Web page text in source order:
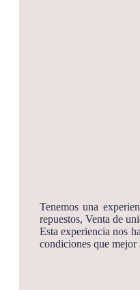
Tenemos una
repuestos, Venta de
Esta experiencia nos
condiciones que mejor